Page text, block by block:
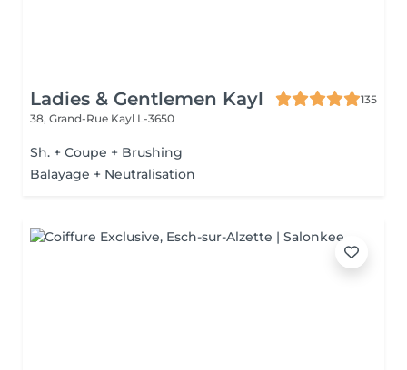
Ladies & Gentlemen Kayl
135
38, Grand-Rue Kayl L-3650
Sh. + Coupe + Brushing
Balayage + Neutralisation